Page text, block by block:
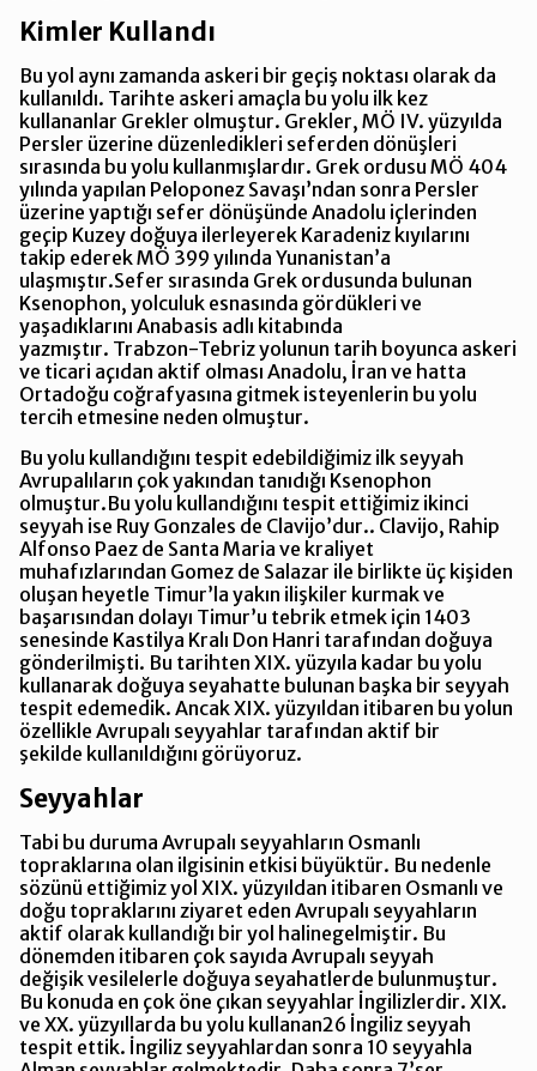
Kimler Kullandı
Bu yol aynı zamanda askeri bir geçiş noktası olarak da
kullanıldı. Tarihte askeri amaçla bu yolu ilk kez
kullananlar Grekler olmuştur. Grekler, MÖ IV. yüzyılda
Persler üzerine düzenledikleri seferden dönüşleri
sırasında bu yolu kullanmışlardır. Grek ordusu MÖ 404
yılında yapılan Peloponez Savaşı’ndan sonra Persler
üzerine yaptığı sefer dönüşünde Anadolu içlerinden
geçip Kuzey doğuya ilerleyerek Karadeniz kıyılarını
takip ederek MÖ 399 yılında Yunanistan’a
ulaşmıştır.Sefer sırasında Grek ordusunda bulunan
Ksenophon, yolculuk esnasında gördükleri ve
yaşadıklarını Anabasis adlı kitabında
yazmıştır. Trabzon-Tebriz yolunun tarih boyunca askeri
ve ticari açıdan aktif olması Anadolu, İran ve hatta
Ortadoğu coğrafyasına gitmek isteyenlerin bu yolu
tercih etmesine neden olmuştur.
Bu yolu kullandığını tespit edebildiğimiz ilk seyyah
Avrupalıların çok yakından tanıdığı Ksenophon
olmuştur.Bu yolu kullandığını tespit ettiğimiz ikinci
seyyah ise Ruy Gonzales de Clavijo’dur.. Clavijo, Rahip
Alfonso Paez de Santa Maria ve kraliyet
muhafızlarından Gomez de Salazar ile birlikte üç kişiden
oluşan heyetle Timur’la yakın ilişkiler kurmak ve
başarısından dolayı Timur’u tebrik etmek için 1403
senesinde Kastilya Kralı Don Hanri tarafından doğuya
gönderilmişti. Bu tarihten XIX. yüzyıla kadar bu yolu
kullanarak doğuya seyahatte bulunan başka bir seyyah
tespit edemedik. Ancak XIX. yüzyıldan itibaren bu yolun
özellikle Avrupalı seyyahlar tarafından aktif bir
şekilde kullanıldığını görüyoruz.
Seyyahlar
Tabi bu duruma Avrupalı seyyahların Osmanlı
topraklarına olan ilgisinin etkisi büyüktür. Bu nedenle
sözünü ettiğimiz yol XIX. yüzyıldan itibaren Osmanlı ve
doğu topraklarını ziyaret eden Avrupalı seyyahların
aktif olarak kullandığı bir yol halinegelmiştir. Bu
dönemden itibaren çok sayıda Avrupalı seyyah
değişik vesilelerle doğuya seyahatlerde bulunmuştur.
Bu konuda en çok öne çıkan seyyahlar İngilizlerdir. XIX.
ve XX. yüzyıllarda bu yolu kullanan26 İngiliz seyyah
tespit ettik. İngiliz seyyahlardan sonra 10 seyyahla